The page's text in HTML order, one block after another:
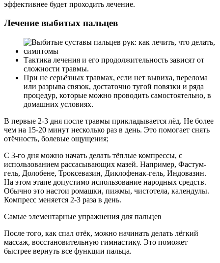
эффективнее будет проходить лечение.
Лечение выбитых пальцев
Тактика лечения и его продолжительность зависят от
сложности травмы.
При не серьёзных травмах, если нет вывиха, перелома
или разрыва связок, достаточно тугой повязки и ряда
процедур, которые можно проводить самостоятельно, в
домашних условиях.
В первые 2-3 дня после травмы прикладывается лёд. Не более
чем на 15-20 минут несколько раз в день. Это помогает снять
отёчность, болевые ощущения;
С 3‐го дня можно начать делать тёплые компрессы, с
использованием рассасывающих мазей. Например, Фастум-
гель, Долобене, Троксевазин, Диклофенак-гель, Индовазин.
На этом этапе допустимо использование народных средств.
Обычно это настои ромашки, пижмы, чистотела, календулы.
Компресс меняется 2-3 раза в день.
Самые элементарные упражнения для пальцев
После того, как спал отёк, можно начинать делать лёгкий
массаж, восстановительную гимнастику. Это поможет
быстрее вернуть все функции пальца.